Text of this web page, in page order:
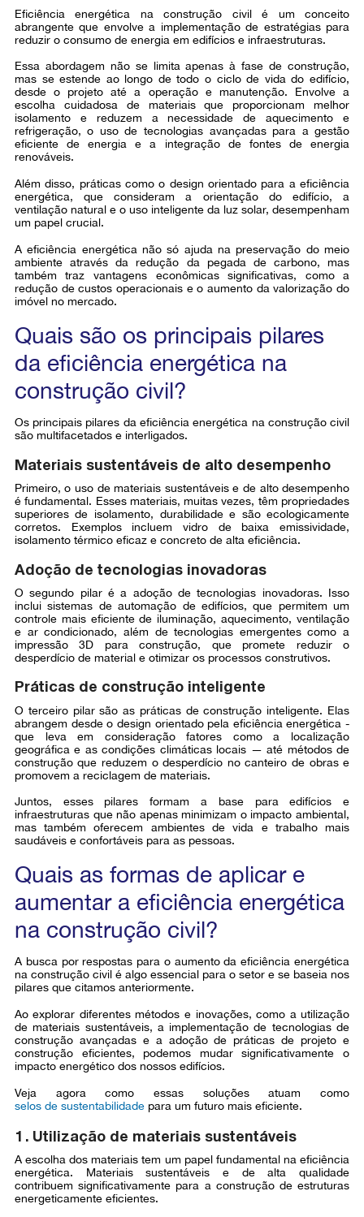
Eficiência energética na construção civil é um conceito
abrangente que envolve a implementação de estratégias para
reduzir o consumo de energia em edifícios e infraestruturas.
Essa abordagem não se limita apenas à fase de construção,
mas se estende ao longo de todo o ciclo de vida do edifício,
desde o projeto até a operação e manutenção. Envolve a
escolha cuidadosa de materiais que proporcionam melhor
isolamento e reduzem a necessidade de aquecimento e
refrigeração, o uso de tecnologias avançadas para a gestão
eficiente de energia e a integração de fontes de energia
renováveis.
Além disso, práticas como o design orientado para a eficiência
energética, que consideram a orientação do edifício, a
ventilação natural e o uso inteligente da luz solar, desempenham
um papel crucial.
A eficiência energética não só ajuda na preservação do meio
ambiente através da redução da pegada de carbono, mas
também traz vantagens econômicas significativas, como a
redução de custos operacionais e o aumento da valorização do
imóvel no mercado.
Quais são os principais pilares
da eficiência energética na
construção civil?
Os principais pilares da eficiência energética na construção civil
são multifacetados e interligados.
Materiais sustentáveis de alto desempenho
Primeiro, o uso de materiais sustentáveis e de alto desempenho
é fundamental. Esses materiais, muitas vezes, têm propriedades
superiores de isolamento, durabilidade e são ecologicamente
corretos. Exemplos incluem vidro de baixa emissividade,
isolamento térmico eficaz e concreto de alta eficiência.
Adoção de tecnologias inovadoras
O segundo pilar é a adoção de tecnologias inovadoras. Isso
inclui sistemas de automação de edifícios, que permitem um
controle mais eficiente de iluminação, aquecimento, ventilação
e ar condicionado, além de tecnologias emergentes como a
impressão 3D para construção, que promete reduzir o
desperdício de material e otimizar os processos construtivos.
Práticas de construção inteligente
O terceiro pilar são as práticas de construção inteligente. Elas
abrangem desde o design orientado pela eficiência energética -
que leva em consideração fatores como a localização
geográfica e as condições climáticas locais — até métodos de
construção que reduzem o desperdício no canteiro de obras e
promovem a reciclagem de materiais.
Juntos, esses pilares formam a base para edifícios e
infraestruturas que não apenas minimizam o impacto ambiental,
mas também oferecem ambientes de vida e trabalho mais
saudáveis e confortáveis para as pessoas.
Quais as formas de aplicar e
aumentar a eficiência energética
na construção civil?
A busca por respostas para o aumento da eficiência energética
na construção civil é algo essencial para o setor e se baseia nos
pilares que citamos anteriormente.
Ao explorar diferentes métodos e inovações, como a utilização
de materiais sustentáveis, a implementação de tecnologias de
construção avançadas e a adoção de práticas de projeto e
construção eficientes, podemos mudar significativamente o
impacto energético dos nossos edifícios.
Veja agora como essas soluções atuam como
selos de sustentabilidadepara um futuro mais eficiente.
1. Utilização de materiais sustentáveis
A escolha dos materiais tem um papel fundamental na eficiência
energética. Materiais sustentáveis e de alta qualidade
contribuem significativamente para a construção de estruturas
energeticamente eficientes.